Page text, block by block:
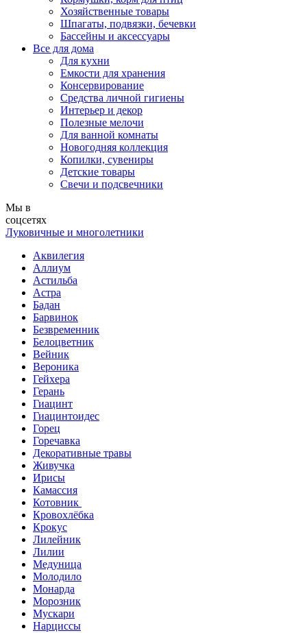
Хозяйственные товары
Шпагаты, подвязки, бечевки
Бассейны и аксессуары
Все для дома
Для кухни
Емкости для хранения
Консервирование
Средства личной гигиены
Интерьер и декор
Полезные мелочи
Для ванной комнаты
Новогодняя коллекция
Копилки, сувениры
Детские товары
Свечи и подсвечники
Мы в
соцсетях
Луковичные и многолетники
Аквилегия
Аллиум
Астильба
Астра
Бадан
Барвинок
Безвременник
Белоцветник
Вейник
Вероника
Гейхера
Герань
Гиацинт
Гиацинтоидес
Горец
Горечавка
Декоративные травы
Живучка
Ирисы
Камассия
Котовник
Кровохлёбка
Крокус
Лилейник
Лилии
Медуница
Молодило
Монарда
Морозник
Мускари
Нарциссы